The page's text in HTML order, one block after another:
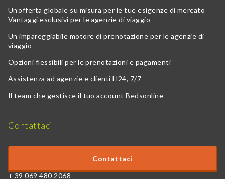
Un’offerta globale su misura per le tue esigenze di mercato
Vantaggi esclusivi per le agenzie di viaggio
Un impareggiabile motore di prenotazione per le agenzie di
viaggio
Opzioni flessibili per le prenotazioni e pagamenti
Assistenza ad agenzie e clienti H24, 7/7
Il team che gestisce il tuo account Bedsonline
Contattaci
Contattaci
+ 39 069 480 2068